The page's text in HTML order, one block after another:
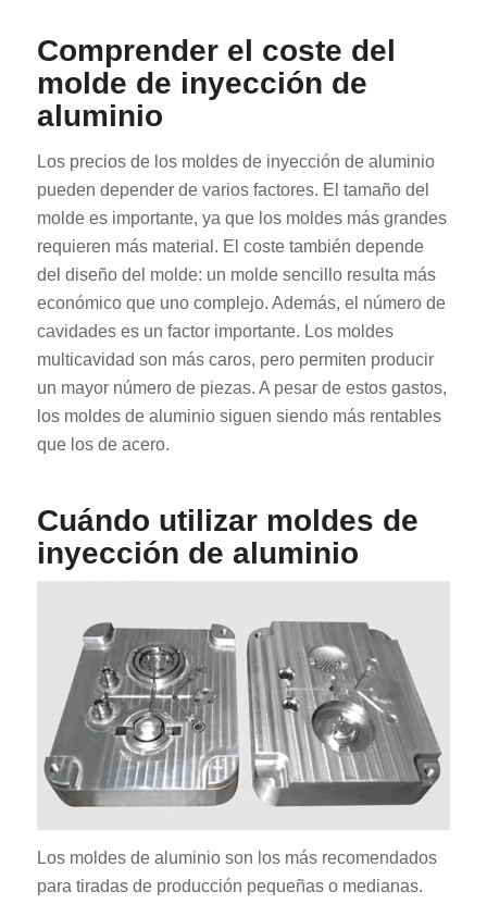
Comprender el coste del
molde de inyección de
aluminio
Los precios de los moldes de inyección de aluminio
pueden depender de varios factores. El tamaño del
molde es importante, ya que los moldes más grandes
requieren más material. El coste también depende
del diseño del molde: un molde sencillo resulta más
económico que uno complejo. Además, el número de
cavidades es un factor importante. Los moldes
multicavidad son más caros, pero permiten producir
un mayor número de piezas. A pesar de estos gastos,
los moldes de aluminio siguen siendo más rentables
que los de acero.
Cuándo utilizar moldes de
inyección de aluminio
Los moldes de aluminio son los más recomendados
para tiradas de producción pequeñas o medianas.